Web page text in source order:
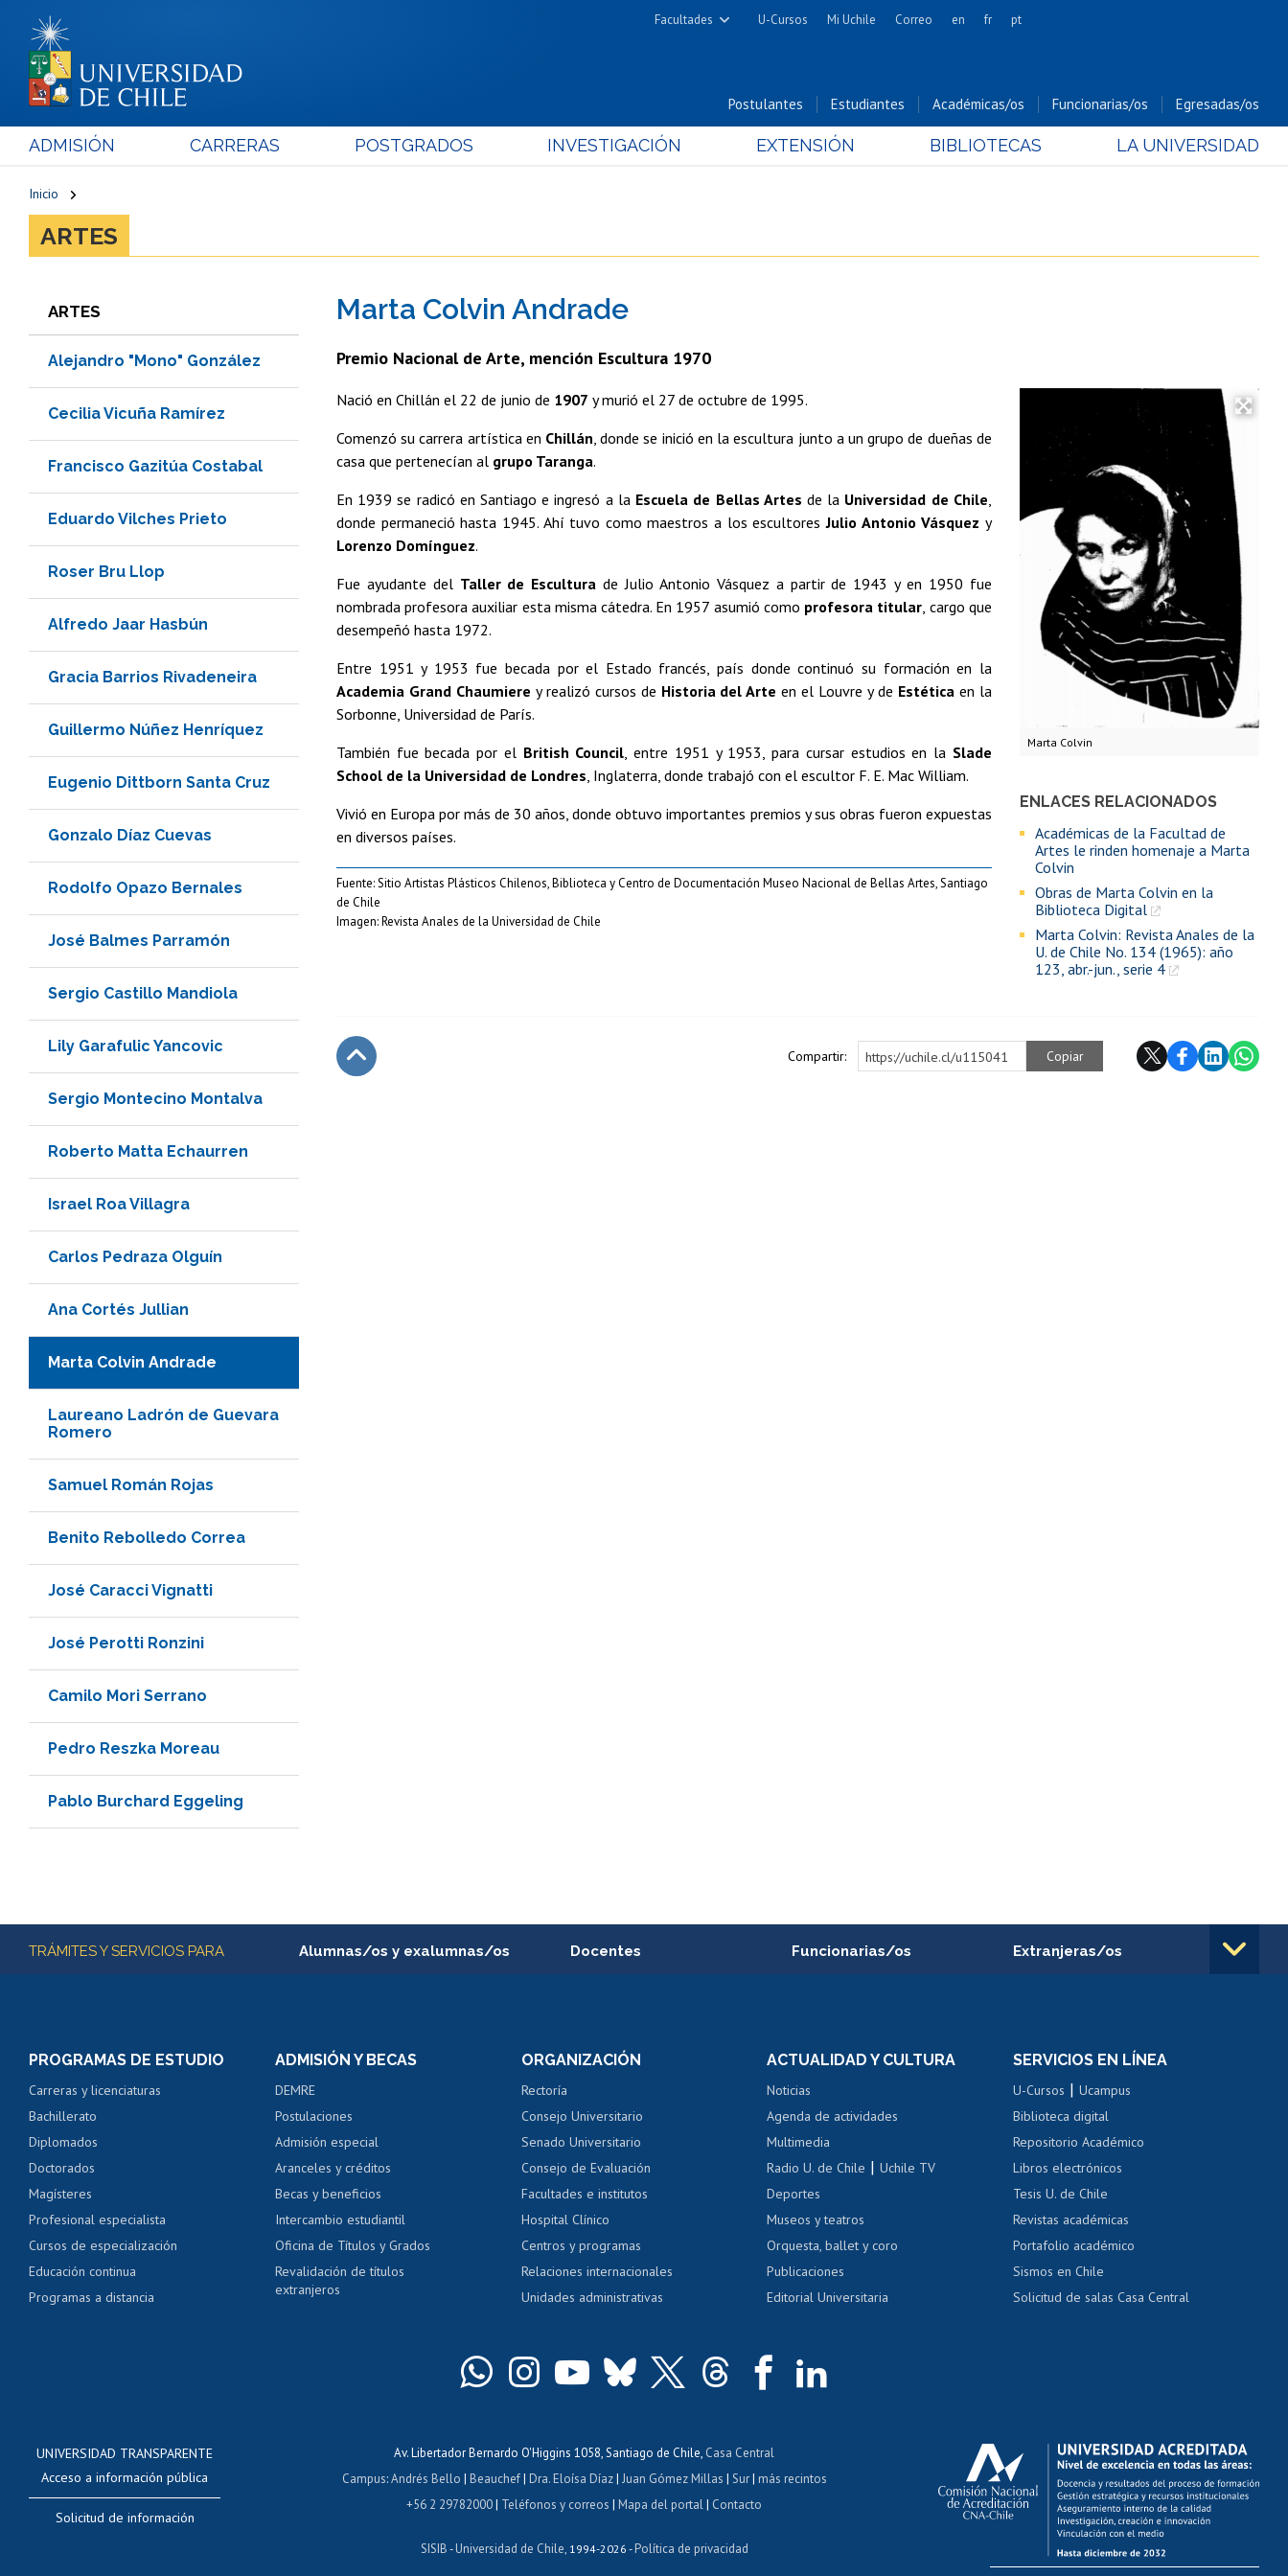
Facultades
Cs. Físicas y Matemáticas
Cs. Forestales y Conservación
Cs. Químicas y Farmacéuticas
Cs. Sociales
U-Cursos Mi Uchile Correo en fr pt
Postulantes Estudiantes Académicas/os Funcionarias/os Egresadas/os
ADMISIÓN CARRERAS POSTGRADOS INVESTIGACIÓN EXTENSIÓN BIBLIOTECAS LA UNIVERSIDAD
Inicio
ARTES
ARTES
Alejandro "Mono" González
Cecilia Vicuña Ramírez​​
Francisco Gazitúa Costabal
Eduardo Vilches Prieto
Roser Bru Llop
Alfredo Jaar Hasbún
Gracia Barrios Rivadeneira
Guillermo Núñez Henríquez
Eugenio Dittborn Santa Cruz
Gonzalo Díaz Cuevas
Rodolfo Opazo Bernales
José Balmes Parramón
Sergio Castillo Mandiola
Lily Garafulic Yancovic
Sergio Montecino Montalva
Roberto Matta Echaurren
Israel Roa Villagra
Carlos Pedraza Olguín
Ana Cortés Jullian
Marta Colvin Andrade
Laureano Ladrón de Guevara
Romero
Samuel Román Rojas
Benito Rebolledo Correa
José Caracci Vignatti
José Perotti Ronzini
Camilo Mori Serrano
Pedro Reszka Moreau
Pablo Burchard Eggeling
Marta Colvin Andrade
Premio Nacional de Arte, mención Escultura 1970
Marta Colvin
ENLACES RELACIONADOS
Académicas de la Facultad de
Artes le rinden homenaje a Marta
Colvin
Obras de Marta Colvin en la
Biblioteca Digital
Marta Colvin: Revista Anales de la
U. de Chile No. 134 (1965): año
123, abr.-jun., serie 4
Nació en Chillán el 22 de junio de 1907 y murió el 27 de octubre de 1995.
Comenzó su carrera artística en Chillán , donde se inició en la escultura junto a un grupo de dueñas de
casa que pertenecían al grupo Taranga.
En 1939 se radicó en Santiago e ingresó a la Escuela de Bellas Artes de la Universidad de Chile
donde permaneció hasta 1945. Ahí tuvo como maestros a los escultoresJulio Antonio Vásquez y
Lorenzo Domínguez.
Fue ayudante del Taller de Escultura de Julio Antonio Vásquez a partir de 1943 y en 1950 fue
nombrada profesora auxiliar esta misma cátedra. En 1957 asumió como profesora titular , cargo que
desempeñó hasta 1972.
Entre 1951 y 1953 fue becada por el Estado francés, país donde continuó su formación en la
Academia Grand Chaumiere y realizó cursos de Historia del Arte en el Louvre y de Estética en la
Sorbonne, Universidad de París.
También fue becada por el British Council , entre 1951 y 1953, para cursar estudios en la Slade
School de la Universidad de Londres , Inglaterra, donde trabajó con el escultor F. E. Mac William.
Vivió en Europa por más de 30 años, donde obtuvo importantes premios y sus obras fueron expuestas
en diversos países.
Fuente: Sitio Artistas Plásticos Chilenos, Biblioteca y Centro de Documentación Museo Nacional de Bellas Artes, Santiago
de Chile
Imagen: Revista Anales de la Universidad de Chile
Compartir: https://uchile.cl/u115041 Copiar
Más información
TRÁMITES Y SERVICIOS PARA Alumnas/os y exalumnas/os
Servicio médico y dental
Pago de arancel y crédito alumnos
Pago de arancel y crédito exalumnos
Certificado de títulos y grados
Docentes
Perfeccionamiento
Evaluación docente
Calificación académica
Postulación al AUCAI
Funcionarias/os
Portal de movilidad interna
Certificado de renta
Certificado de renta
Extranjeras/os
Cursos de español
Mi Uchile Ayuda tecnológica Tarjeta TUI Acoso laboral, sexual y violencia Denuncias administrativas
PROGRAMAS DE ESTUDIO
Carreras y licenciaturas
Bachillerato
Diplomados
Doctorados
Magísteres
Profesional especialista
Cursos de especialización
Educación continua
Programas a distancia
ADMISIÓN Y BECAS
DEMRE
Postulaciones
Admisión especial
Aranceles y créditos
Becas y beneficios
Intercambio estudiantil
Oficina de Títulos y Grados
Revalidación de títulos
extranjeros
ORGANIZACIÓN
Rectoría
Consejo Universitario
Senado Universitario
Consejo de Evaluación
Facultades e institutos
Hospital Clínico
Centros y programas
Relaciones internacionales
Unidades administrativas
ACTUALIDAD Y CULTURA
Noticias
Agenda de actividades
Multimedia
Radio U. de Chile |Uchile TV
Deportes
Museos y teatros
Orquesta, ballet y coro
Publicaciones
Editorial Universitaria
SERVICIOS EN LÍNEA
U-Cursos |Ucampus
Biblioteca digital
Repositorio Académico
Libros electrónicos
Tesis U. de Chile
Revistas académicas
Portafolio académico
Sismos en Chile
Solicitud de salas Casa Central
UNIVERSIDAD TRANSPARENTE
Acceso a información pública
Solicitud de información
Av. Libertador Bernardo O'Higgins 1058, Santiago de Chile, Casa Central
Campus:Andrés Bello | Beauchef| Dra. Eloísa Díaz| Juan Gómez Millas | Sur| más recintos
+56 2 29782000| Teléfonos y correos |Mapa del portal| Contacto
SISIB -Universidad de Chile , 1994-2026 -Política de privacidad